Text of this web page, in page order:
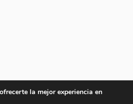
la mejor experiencia en